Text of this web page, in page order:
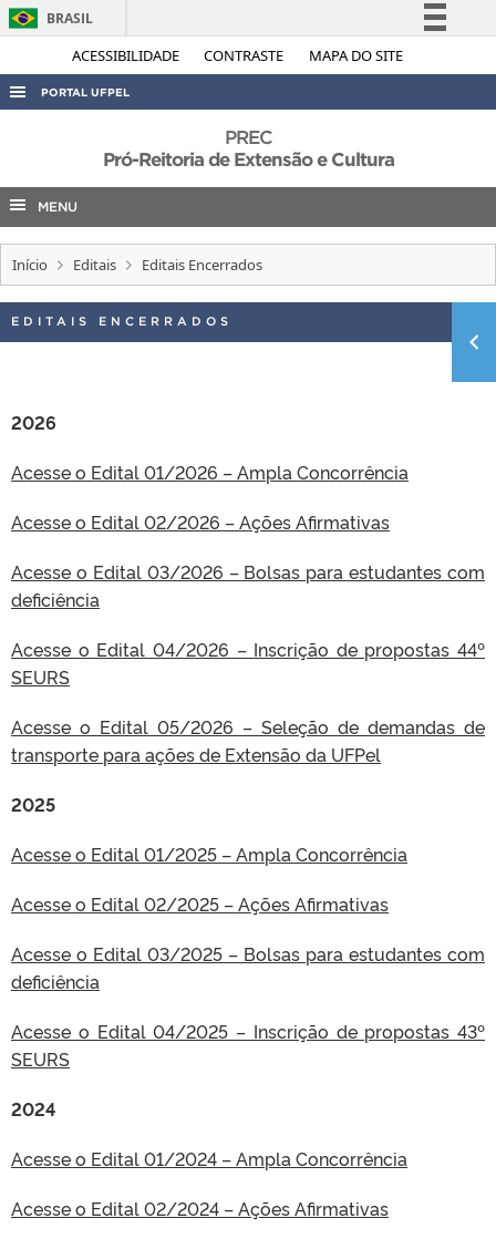
ACESSIBILIDADE CONTRASTE MAPA DO SITE
BRASIL
Simplifique!
Acesso à informação
Legislação
PORTAL UFPEL
AUDITORIA
COBALTO
CONCURSOS
INTERNACIONAL
TELEFONES
PREC
Pró-Reitoria de Extensão e Cultura
MENU
Início Editais Editais Encerrados
EDITAIS ENCERRADOS
2026
Acesse o Edital 01/2026 – Ampla Concorrência
Acesse o Edital 02/2026 – Ações Afirmativas
Acesse o Edital 03/2026 – Bolsas para estudantes com
deficiência
Acesse o Edital 04/2026 – Inscrição de propostas 44º
SEURS
Acesse o Edital 05/2026 – Seleção de demandas de
transporte para ações de Extensão da UFPel
2025
Acesse o Edital 01/2025 – Ampla Concorrência
Acesse o Edital 02/2025 – Ações Afirmativas
Acesse o Edital 03/2025 – Bolsas para estudantes com
deficiência
Acesse o Edital 04/2025 – Inscrição de propostas 43º
SEURS
2024
Acesse o Edital 01/2024 – Ampla Concorrência
Acesse o Edital 02/2024 – Ações Afirmativas